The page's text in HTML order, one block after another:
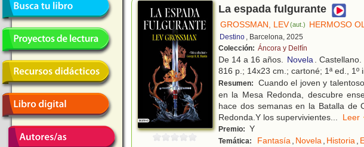
La espada fulgurante
GROSSMAN, LEV(aut.) HERMOSO
Destino , Barcelona, 2025
Colección: Áncora y Delfín
De 14 a 16 años. Novela. Castellano.
816 p.; 14x23 cm.; cartoné; 1ª ed., 1º
Resumen:
Cuando el joven y
en la Mesa Redonda, descubre
hace dos semanas en la Batalla de
Redonda.Y los supervivientes...
Premio: Y
Temática: Fantasía, Novela, Historia,